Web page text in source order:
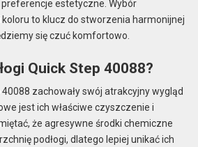
estetyczne. Wybór
to klucz do stworzenia harmonijnej
się czuć komfortowo.
Quick Step 40088?
zachowały swój atrakcyjny wygląd
jest ich właściwe czyszczenie i
że agresywne środki chemiczne
podłogi, dlatego lepiej unikać ich